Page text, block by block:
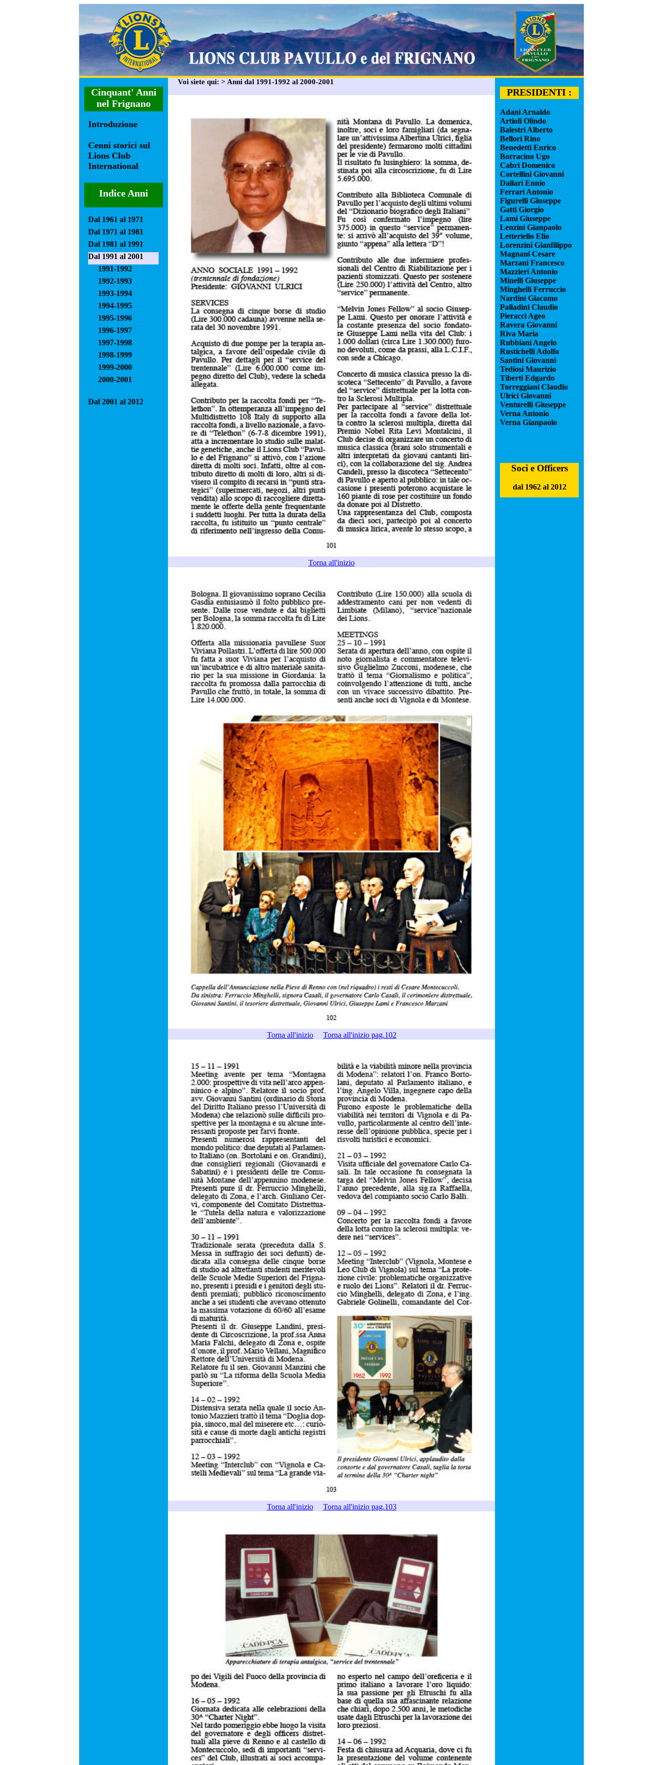
Cinquant' Anni
nel Frignano
Introduzione
Cenni storici sul
Lions Club
International
Indice Anni
Dal 1961 al 1971
Dal 1971 al 1981
Dal 1981 al 1991
Dal 1991 al 2001
1991-1992
1992-1993
1993-1994
1994-1995
1995-1996
1996-1997
1997-1998
1998-1999
1999-2000
2000-2001
Dal 2001 al 2012
PRESIDENTI :
Adani Arnaldo
Artioli Olindo
Balestri Alberto
Bellori Rino
Benedetti Enrico
Borracino Ugo
Cabri Domenico
Cortellini Giovanni
Dallari Ennio
Ferrari Antonio
Figurelli Giuseppe
Gatti Giorgio
Lami Giuseppe
Lenzini Gianpaolo
Letteriello Elio
Lorenzini Gianfilippo
Magnani Cesare
Marzani Francesco
Mazzieri Antonio
Minelli Giuseppe
Minghelli Ferruccio
Nardini Giacomo
Palladini Claudio
Pieracci Ageo
Ravera Giovanni
Riva Maria
Rubbiani Angelo
Rustichelli Adolfo
Santini Giovanni
Tediosi Maurizio
Tiberti Edgardo
Torreggiani Claudio
Ulrici Giovanni
Venturelli Giuseppe
Verna Antonio
Verna Gianpaolo
Soci e Officers
dal 1962 al 2012
Voi siete qui: > Anni dal 1991-1992 al 2000-2001
Torna all'inizio
Torna all'inizio Torna all'inizio pag.102
Torna all'inizio Torna all'inizio pag.103